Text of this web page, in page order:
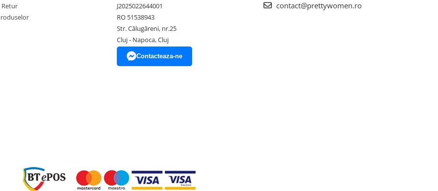
Retur
J2025022644001
RO 51538943
Str. Călugăreni, nr.25
Cluj - Napoca, Cluj
Contacteaza-ne
contact@prettywomen.ro